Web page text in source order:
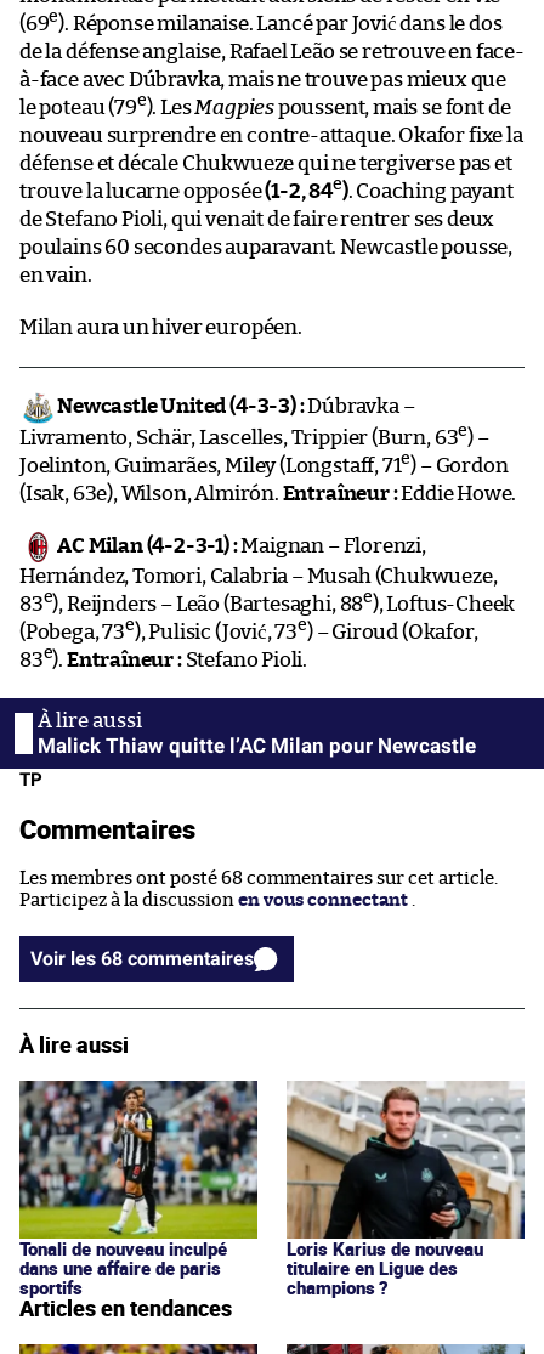
(69e). Réponse milanaise. Lancé par Jović dans le dos
de la défense anglaise, Rafael Leão se retrouve en face-
à-face avec Dúbravka, mais ne trouve pas mieux que
le poteau (79e). LesMagpiespoussent, mais se font de
nouveau surprendre en contre-attaque. Okafor fixe la
défense et décale Chukwueze qui ne tergiverse pas et
trouve la lucarne opposée(1-2, 84e). Coaching payant
de Stefano Pioli, qui venait de faire rentrer ses deux
poulains 60 secondes auparavant. Newcastle pousse,
en vain.
Milan aura un hiver européen.
Newcastle United (4-3-3) :Dúbravka –
Livramento, Schär, Lascelles, Trippier (Burn, 63e) –
Joelinton, Guimarães, Miley (Longstaff, 71e) – Gordon
(Isak, 63e), Wilson, Almirón. Entraîneur :Eddie Howe.
AC Milan (4-2-3-1) :Maignan – Florenzi,
Hernández, Tomori, Calabria – Musah (Chukwueze,
83e), Reijnders – Leão (Bartesaghi, 88e), Loftus-Cheek
(Pobega, 73e), Pulisic (Jović, 73e) – Giroud (Okafor,
83e). Entraîneur :Stefano Pioli.
Malick Thiaw quitte l’AC Milan pour Newcastle
TP
Commentaires
Les membres ont posté 68 commentaires sur cet article.
Participez à la discussion en vous connectant .
Voir les 68 commentaires
À lire aussi
Tonali de nouveau inculpé
dans une affaire de paris
sportifs
Loris Karius de nouveau
titulaire en Ligue des
champions ?
Articles en tendances